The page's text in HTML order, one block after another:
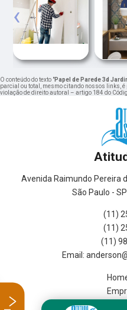
‹
O conteúdo do texto "Papel de Parede 3d
parcial ou total, mesmo citando nossos links,
violação de direito autoral – artigo 184 do
Avenida Raimundo Pereira
São Paulo -
(11)
(11)
(11)